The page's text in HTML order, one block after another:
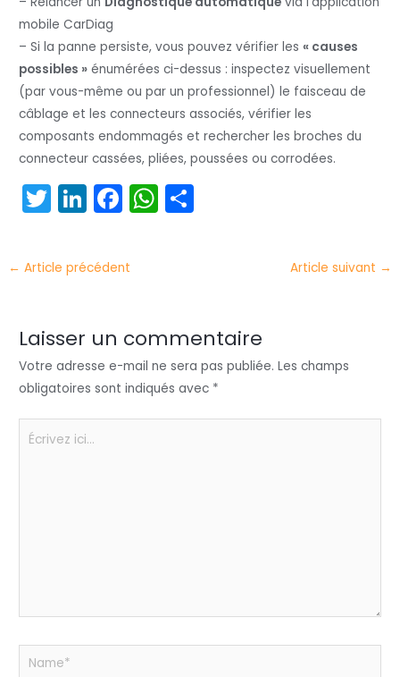
mobile CarDiag
– Si la panne persiste, vous pouvez vérifier les« causes
possibles » énumérées ci-dessus : inspectez visuellement
(par vous-même ou par un professionnel) le faisceau de
câblage et les connecteurs associés, vérifier les
composants endommagés et rechercher les broches du
connecteur cassées, pliées, poussées ou corrodées.
T
w
itt
er
Li
n
k
e
n
F
a
c
e
o
o
k
W
h
p
p
er
← Article précédent Article suivant →
Laisser un commentaire
Votre adresse e-mail ne sera pas publiée. Les champs
obligatoires sont indiqués avec *
Écrivez
Name*